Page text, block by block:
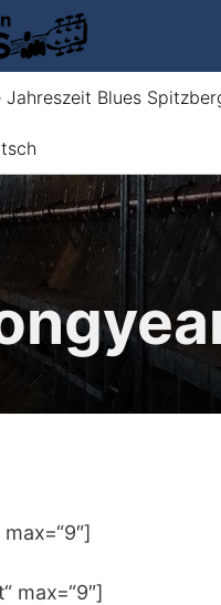
Jahreszeit Blues
max=“9″]